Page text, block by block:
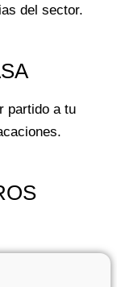
del sector.
partido a tu